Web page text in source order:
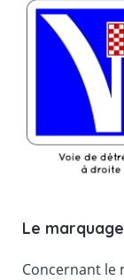
Le
Concernant le